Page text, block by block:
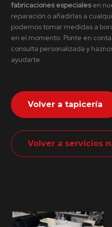
fabricaciones especialesen
reparación o añadirlas a
podemos tomar medidas a
en el momento. Ponte en
consulta personalizada y
ayudarte.
Volver a tapicería
Volver a servicios